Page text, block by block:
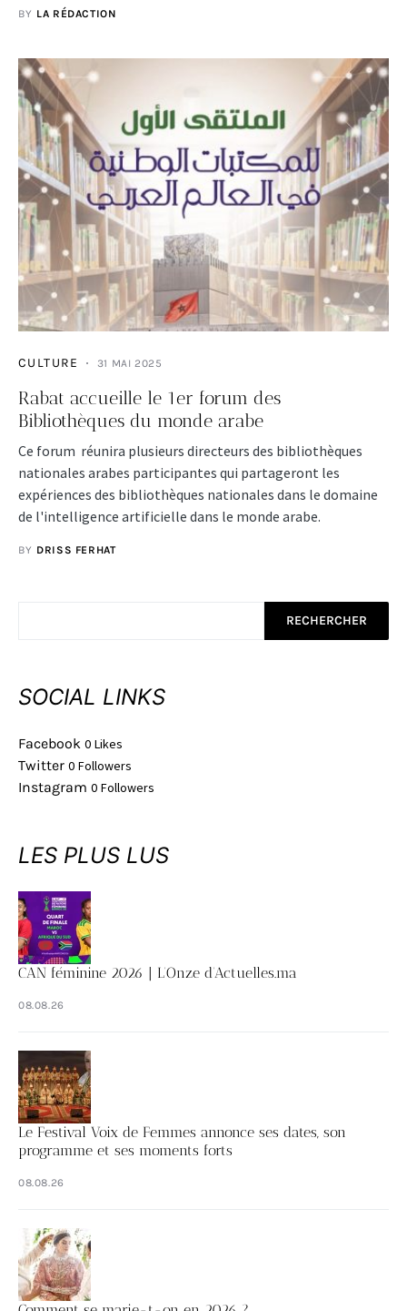
BY LA RÉDACTION
CULTURE 31 MAI 2025
Rabat accueille le 1er forum des
Bibliothèques du monde arabe
Ce forum réunira plusieurs directeurs des bibliothèques
nationales arabes participantes qui partageront les
expériences des bibliothèques nationales dans le domaine
de l'intelligence artificielle dans le monde arabe.
BY DRISS FERHAT
RECHERCHER
SOCIAL LINKS
Facebook 0 Likes
Twitter 0 Followers
Instagram 0 Followers
LES PLUS LUS
CAN féminine 2026 | L’Onze d’Actuelles.ma
08.08.26
Le Festival Voix de Femmes annonce ses dates, son
programme et ses moments forts
08.08.26